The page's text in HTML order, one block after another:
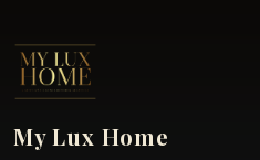
My Lux Home